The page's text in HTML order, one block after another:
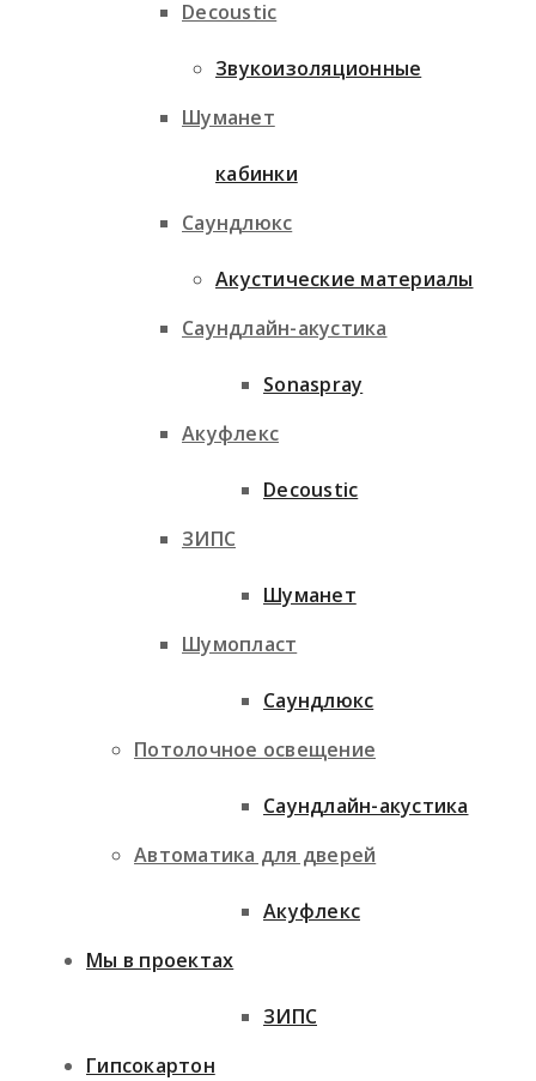
Decoustic
Шуманет
Саундлюкс
Саундлайн-акустика
Акуфлекс
ЗИПС
Шумопласт
Потолочное освещение
Автоматика для дверей
Мы в проектах
Гипсокартон
Звукоизоляционные
кабинки
Акустические материалы
Sonaspray
Decoustic
Шуманет
Саундлюкс
Саундлайн-акустика
Акуфлекс
ЗИПС